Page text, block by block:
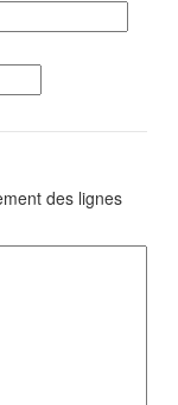
des lignes